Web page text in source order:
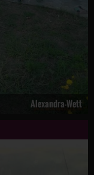
Alexandra-Wett